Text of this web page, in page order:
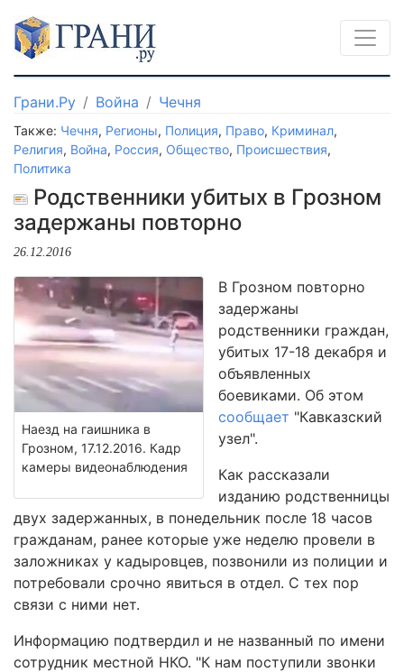
Грани.Ру Война Чечня
Также: Чечня, Регионы, Полиция, Право, Криминал,
Религия, Война, Россия, Общество, Происшествия,
Политика
Родственники убитых в Грозном
задержаны повторно
26.12.2016
Наезд на гаишника в
Грозном, 17.12.2016. Кадр
камеры видеонаблюдения
В Грозном повторно
задержаны
родственники граждан,
убитых 17-18 декабря и
объявленных
боевиками. Об этом
сообщает "Кавказский
узел".
Как рассказали
изданию родственницы
двух задержанных, в понедельник после 18 часов
гражданам, ранее которые уже неделю провели в
заложниках у кадыровцев, позвонили из полиции и
потребовали срочно явиться в отдел. С тех пор
связи с ними нет.
Информацию подтвердил и не названный по имени
сотрудник местной НКО. "К нам поступили звонки